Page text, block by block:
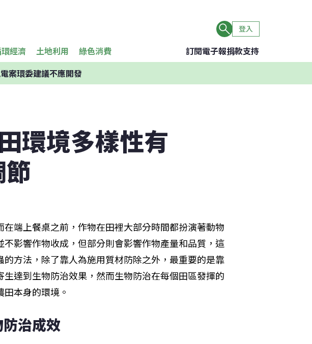
登入
經濟 土地利用 綠色消費 訂閱電子報捐款支持
案環委建議不應開發
環境多樣性有
端上餐桌之前，作物在田裡大部分時間都扮演著動物
影響作物收成，但部分則會影響作物產量和品質，這
方法，除了靠人為施用質材防除之外，最重要的是靠
達到生物防治效果，然而生物防治在每個田區發揮的
本身的環境。
治成效